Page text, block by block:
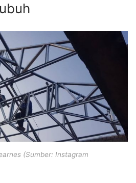
(Sumber: Instagram